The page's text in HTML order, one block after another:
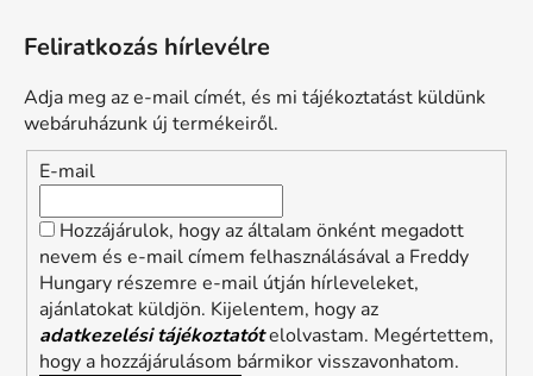
Feliratkozás hírlevélre
Adja meg az e-mail címét, és mi tájékoztatást küldünk
webáruházunk új termékeiről.
E-mail
Hozzájárulok, hogy az általam önként megadott
nevem és e-mail címem felhasználásával a Freddy
Hungary részemre e-mail útján hírleveleket,
ajánlatokat küldjön. Kijelentem, hogy az
adatkezelési tájékoztatótelolvastam. Megértettem,
hogy a hozzájárulásom bármikor visszavonhatom.